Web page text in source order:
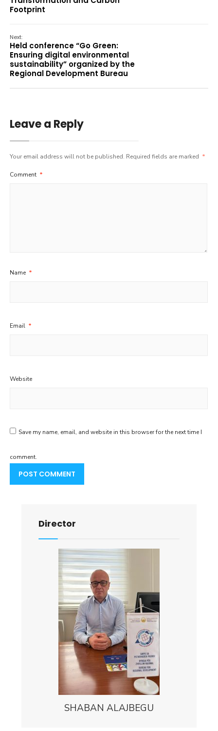
Footprint
Next:
Held conference “Go Green:
Ensuring digital environmental
sustainability” organized by the
Regional Development Bureau
Leave a Reply
Your email address will not be published. Required fields are marked *
Comment *
Name *
Email *
Website
Save my name, email, and website in this browser for the next time I
comment.
Director
SHABAN ALAJBEGU